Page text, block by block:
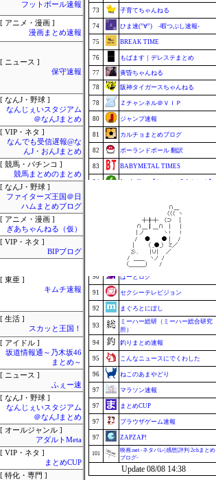
フットボール速報
[ アニメ・漫画 ]
漫画まとめ速報
[ ニュース ]
保守速報
[ なんJ・野球 ]
なんじぇいスタジアム
＠なんJまとめ
[ VIP・ネタ ]
なんでも受信遅報@な
んJ・おんJまとめ
[ 競馬・パチンコ ]
競馬まとめのまとめ
[ なんJ・野球 ]
ファイターズ王国＠日
ハムまとめブログ
[ アニメ・漫画 ]
ぎあちゃんねる（仮）
[ VIP・ネタ ]
BIPブログ
[ 東亜 ]
キムチ速報
[ 生活 ]
スカッと王国！
[ アイドル ]
坂道情報通～乃木坂46
まとめ～
[ ニュース ]
ふぇー速
[ なんJ・野球 ]
なんじぇいスタジアム
＠なんJまとめ
[ オールジャンル ]
アダルトMeta
[ VIP・ネタ ]
まとめCUP
[ 特化・専門 ]
73 子育てちゃんねる
74 ひま速(°∀°) -暇つぶし速報-
75 BREAK TIME
76 もばます｜デレステまとめ
77 黄昏ちゃんねる
78 阪神タイガースちゃんねる
78 Ｚチャンネル＠ＶＩＰ
80 ジャンプ速報
81 カルチョまとめブログ
82 ポーランドボール 翻訳
83 BABYMETAL TIMES
84 footballnet【サッカー5chまとめ】
まなにゅ～
もきゅ速(*´ω`*)人(´･ェ･｀)
VTuberNews
90 はーとログ
91 セクシーテレビジョン
92 まぐろとにぼし
93
ミーハー総研（ミーハー総合研究
所）
94
釣りまとめ速報
95 こんなニュースにでくわした
96 ねこのあまやどり
97 マラソン速報
97 まとめCUP
97 ブラウザゲーム速報
97 ZAPZAP!
101
映画.net -ネタバレ|感想|評判 2chまとめ
ブログ-
Update 08/08 14:38